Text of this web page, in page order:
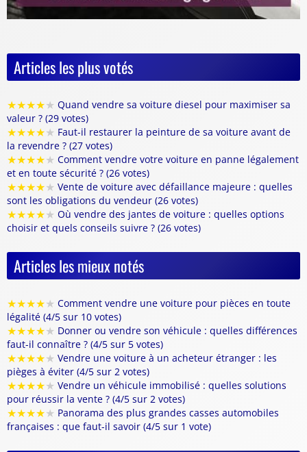
Articles les plus votés
★★★★★ Quand vendre sa voiture diesel pour maximiser sa
valeur ? (29 votes)
★★★★★ Faut-il restaurer la peinture de sa voiture avant de
la revendre ? (27 votes)
★★★★★ Comment vendre votre voiture en panne légalement
et en toute sécurité ? (26 votes)
★★★★★ Vente de voiture avec défaillance majeure : quelles
sont les obligations du vendeur (26 votes)
★★★★★ Où vendre des jantes de voiture : quelles options
choisir et quels conseils suivre ? (26 votes)
Articles les mieux notés
★★★★★ Comment vendre une voiture pour pièces en toute
légalité (4/5 sur 10 votes)
★★★★★ Donner ou vendre son véhicule : quelles différences
faut-il connaître ? (4/5 sur 5 votes)
★★★★★ Vendre une voiture à un acheteur étranger : les
pièges à éviter (4/5 sur 2 votes)
★★★★★ Vendre un véhicule immobilisé : quelles solutions
pour réussir la vente ? (4/5 sur 2 votes)
★★★★★ Panorama des plus grandes casses automobiles
françaises : que faut-il savoir (4/5 sur 1 vote)